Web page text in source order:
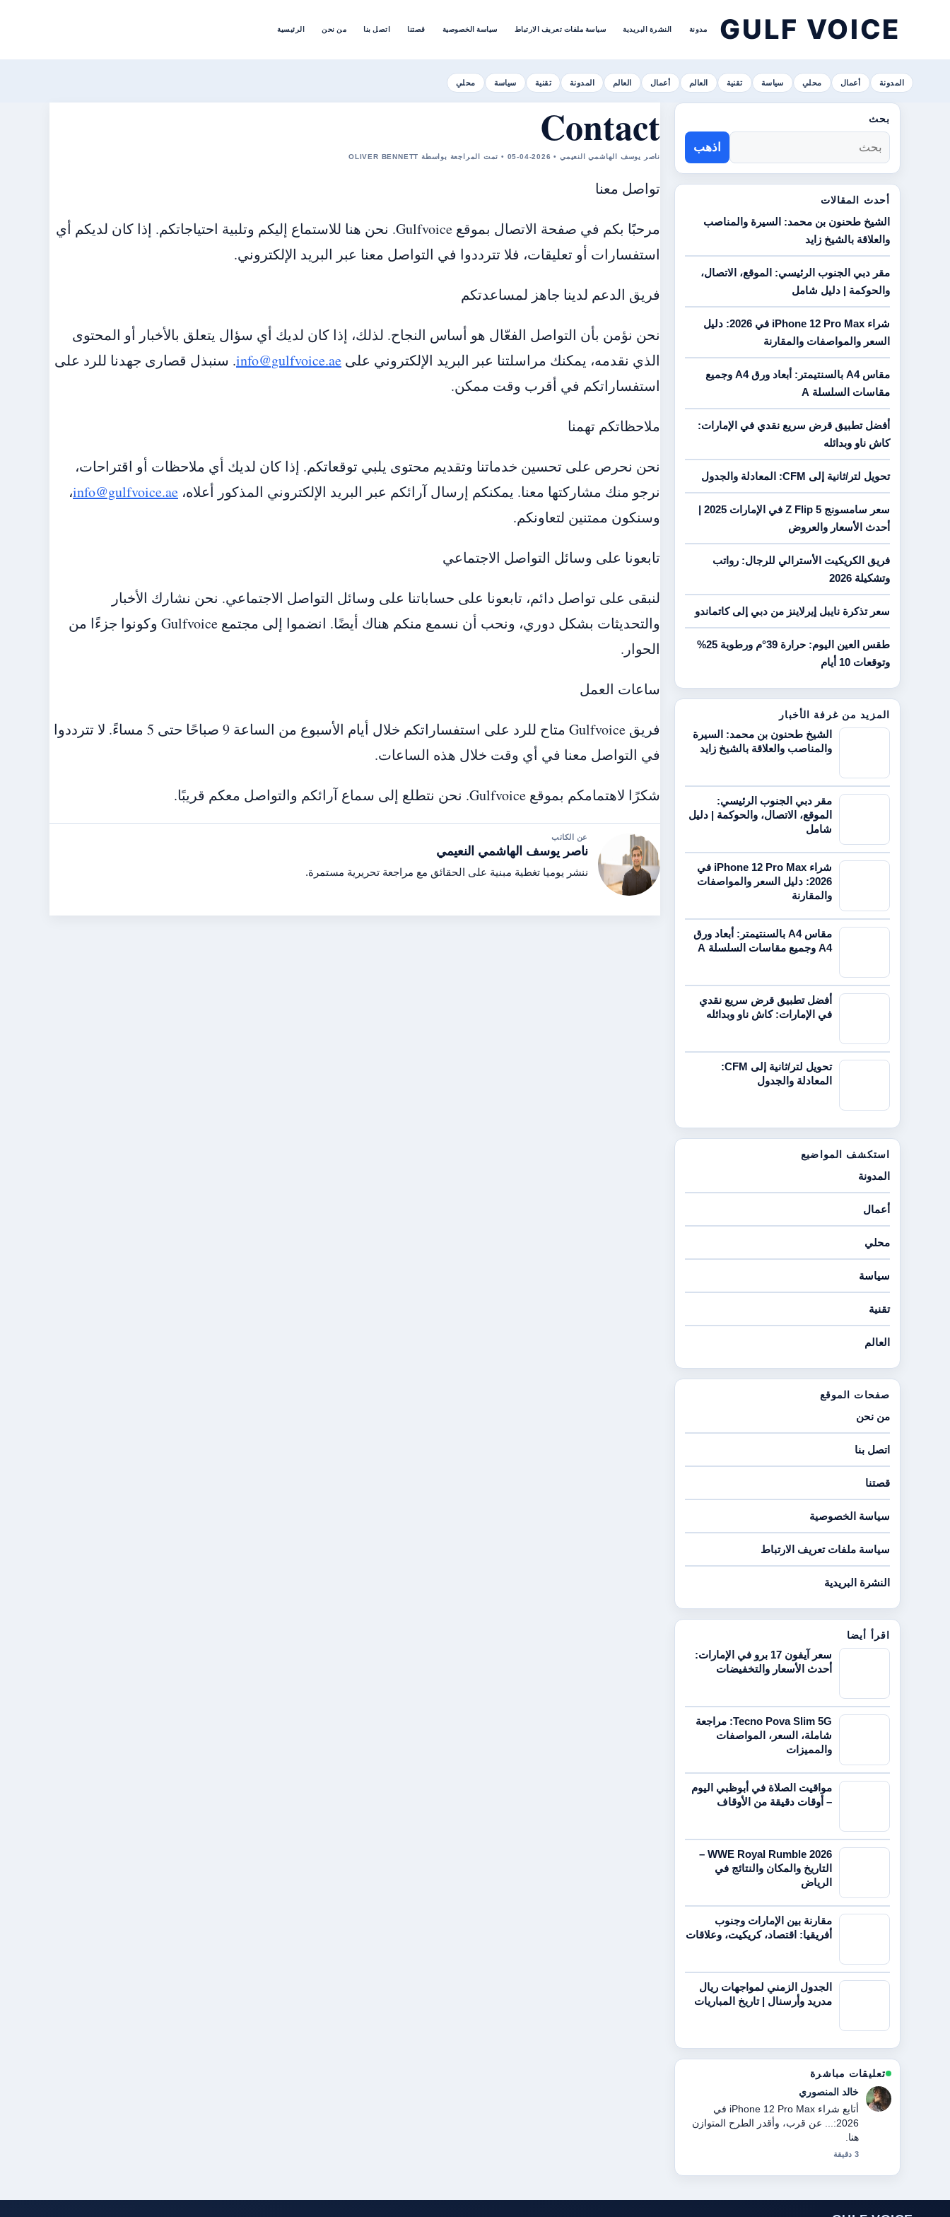
GULF VOICE الرئيسية من نحن اتصل بنا قصتنا سياسة الخصوصية سياسة ملفات تعريف الارتباط النشرة البريدية مدونة
المدونة أعمال محلي سياسة تقنية العالم أعمال العالم المدونة تقنية سياسة محلي
Contact
ناصر يوسف الهاشمي النعيمي • 2026-04-05 • تمت المراجعة بواسطة OLIVER BENNETT
تواصل معنا
مرحبًا بكم في صفحة الاتصال بموقع Gulfvoice. نحن هنا للاستماع إليكم وتلبية احتياجاتكم. إذا كان لديكم أي
استفسارات أو تعليقات، فلا تترددوا في التواصل معنا عبر البريد الإلكتروني.
فريق الدعم لدينا جاهز لمساعدتكم
نحن نؤمن بأن التواصل الفعّال هو أساس النجاح. لذلك، إذا كان لديك أي سؤال يتعلق بالأخبار أو المحتوى
الذي نقدمه، يمكنك مراسلتنا عبر البريد الإلكتروني على info@gulfvoice.ae. سنبذل قصارى جهدنا للرد على
استفساراتكم في أقرب وقت ممكن.
ملاحظاتكم تهمنا
نحن نحرص على تحسين خدماتنا وتقديم محتوى يلبي توقعاتكم. إذا كان لديك أي ملاحظات أو اقتراحات،
نرجو منك مشاركتها معنا. يمكنكم إرسال آرائكم عبر البريد الإلكتروني المذكور أعلاه، info@gulfvoice.ae،
وسنكون ممتنين لتعاونكم.
تابعونا على وسائل التواصل الاجتماعي
لنبقى على تواصل دائم، تابعونا على حساباتنا على وسائل التواصل الاجتماعي. نحن نشارك الأخبار
والتحديثات بشكل دوري، ونحب أن نسمع منكم هناك أيضًا. انضموا إلى مجتمع Gulfvoice وكونوا جزءًا من
الحوار.
ساعات العمل
فريق Gulfvoice متاح للرد على استفساراتكم خلال أيام الأسبوع من الساعة 9 صباحًا حتى 5 مساءً. لا تترددوا
في التواصل معنا في أي وقت خلال هذه الساعات.
شكرًا لاهتمامكم بموقع Gulfvoice. نحن نتطلع إلى سماع آرائكم والتواصل معكم قريبًا.
عن الكاتب
ناصر يوسف الهاشمي النعيمي
ننشر يوميا تغطية مبنية على الحقائق مع مراجعة تحريرية مستمرة.
بحث
اذهب
أحدث المقالات
الشيخ طحنون بن محمد: السيرة والمناصب
والعلاقة بالشيخ زايد
مقر دبي الجنوب الرئيسي: الموقع، الاتصال،
والحوكمة | دليل شامل
شراء iPhone 12 Pro Max في 2026: دليل
السعر والمواصفات والمقارنة
مقاس A4 بالسنتيمتر: أبعاد ورق A4 وجميع
مقاسات السلسلة A
أفضل تطبيق قرض سريع نقدي في الإمارات:
كاش ناو وبدائله
تحويل لتر/ثانية إلى CFM: المعادلة والجدول
سعر سامسونج Z Flip 5 في الإمارات 2025 |
أحدث الأسعار والعروض
فريق الكريكيت الأسترالي للرجال: رواتب
وتشكيلة 2026
سعر تذكرة نايبل إيرلاينز من دبي إلى كاتماندو
طقس العين اليوم: حرارة 39°م ورطوبة 25%
وتوقعات 10 أيام
المزيد من غرفة الأخبار
الشيخ طحنون بن محمد: السيرة
والمناصب والعلاقة بالشيخ زايد
مقر دبي الجنوب الرئيسي:
الموقع، الاتصال، والحوكمة | دليل
شامل
شراء iPhone 12 Pro Max في
2026: دليل السعر والمواصفات
والمقارنة
مقاس A4 بالسنتيمتر: أبعاد ورق
A4 وجميع مقاسات السلسلة A
أفضل تطبيق قرض سريع نقدي
في الإمارات: كاش ناو وبدائله
تحويل لتر/ثانية إلى CFM:
المعادلة والجدول
استكشف المواضيع
المدونة
أعمال
محلي
سياسة
تقنية
العالم
صفحات الموقع
من نحن
اتصل بنا
قصتنا
سياسة الخصوصية
سياسة ملفات تعريف الارتباط
النشرة البريدية
اقرأ أيضا
سعر آيفون 17 برو في الإمارات:
أحدث الأسعار والتخفيضات
Tecno Pova Slim 5G: مراجعة
شاملة، السعر، المواصفات
والمميزات
مواقيت الصلاة في أبوظبي اليوم
– أوقات دقيقة من الأوقاف
WWE Royal Rumble 2026 –
التاريخ والمكان والنتائج في
الرياض
مقارنة بين الإمارات وجنوب
أفريقيا: اقتصاد، كريكيت، وعلاقات
الجدول الزمني لمواجهات ريال
مدريد وأرسنال | تاريخ المباريات
تعليقات مباشرة
ناصر النعيمي
سياق مفيد حول الشيخ طحنون بن محمد:
السيرة والمناصب والعلاقة.... يرجى
الاستمرار في تحديث هذا البث المباشر.
5 دقيقة